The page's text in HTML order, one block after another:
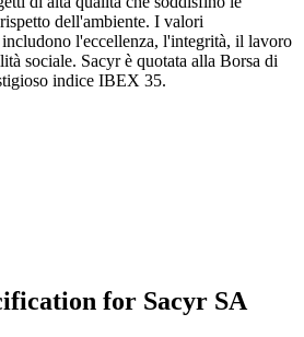
dell'ambiente. I valori
l'eccellenza, l'integrità, il lavoro
sociale. Sacyr è quotata alla Borsa di
indice IBEX 35.
for Sacyr SA